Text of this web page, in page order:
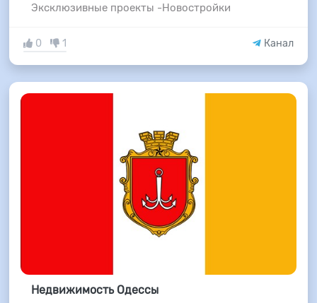
Эксклюзивные проекты -Новостройки
0 1 Канал
Недвижимость Одессы